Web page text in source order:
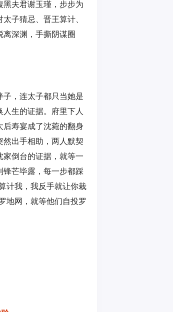
夫君谢玉瑾，步步为
子猜忌、晋王算计、
深渊，手撕阴谋圈
，连太子都只当她是
生的证据。府里下人
寿宴成了沈菀的翻身
出手相助，两人默契
倒台的证据，就等一
锋芒毕露，每一步都踩
计我，我反手就让你栽
地网，就等他们自投罗